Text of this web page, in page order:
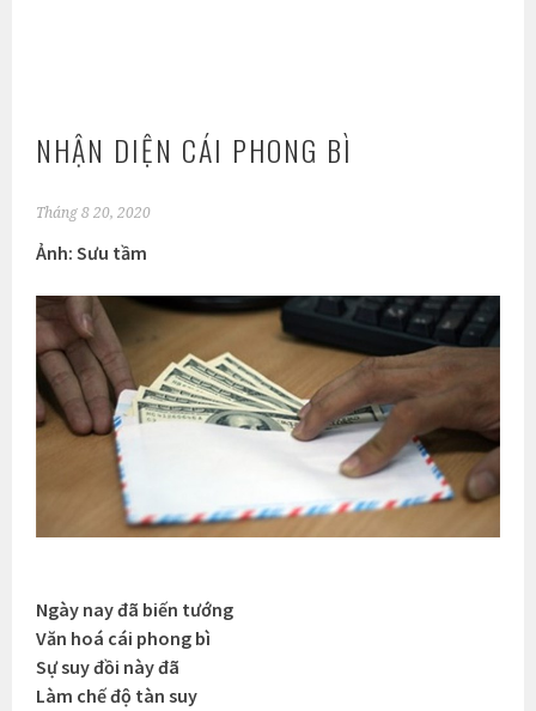
NHẬN DIỆN CÁI PHONG BÌ
Tháng 8 20, 2020
Ảnh: Sưu tầm
Ngày nay đã biến tướng
Văn hoá cái phong bì
Sự suy đồi này đã
Làm chế độ tàn suy